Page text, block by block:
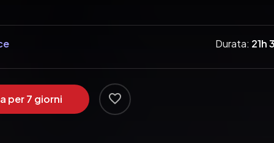
Durata: 21h
per 7 giorni